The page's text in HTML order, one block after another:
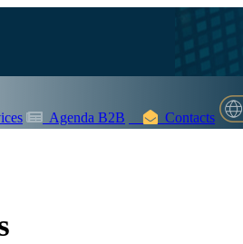
Agenda B2B Contacts